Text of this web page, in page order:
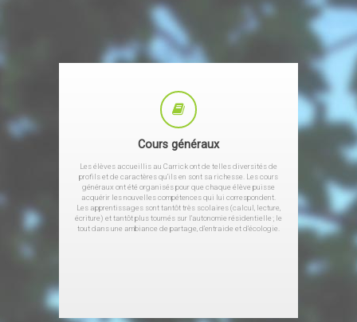
Cours généraux
Les élèves accueillis au Carrick ont de telles diversités de
profils et de caractères qu’ils en sont sa richesse. Les cours
généraux ont été organisés pour que chaque élève puisse
acquérir les nouvelles compétences qui lui correspondent.
Les apprentissages sont tantôt très scolaires (calcul, lecture,
écriture) et tantôt plus tournés sur l’autonomie résidentielle ; le
tout dans une ambiance de partage, d’entraide et d’écologie.